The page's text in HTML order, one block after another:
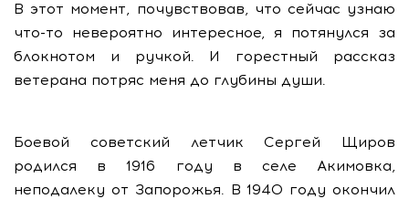
В этот момент, почувствовав, что сейчас узнаю
что-то невероятно интересное, я потянулся за
блокнотом и ручкой. И горестный рассказ
ветерана потряс меня до глубины души.
Боевой советский летчик Сергей Щиров
родился в 1916 году в селе Акимовка,
неподалеку от Запорожья. В 1940 году окончил